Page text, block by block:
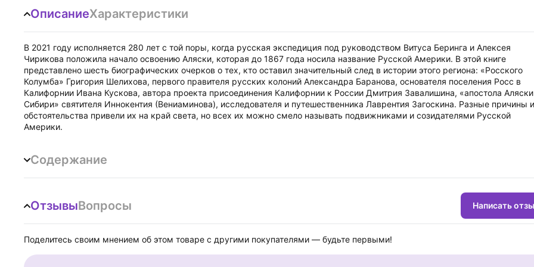
ОписаниеХарактеристики
В 2021 году исполняется 280 лет с той поры, когда русская экспедиция под руководством Витуса Беринга и Алексея
Чирикова положила начало освоению Аляски, которая до 1867 года носила название Русской Америки. В этой книге
представлено шесть биографических очерков о тех, кто оставил значительный след в истории этого региона: «Росского
Колумба» Григория Шелихова, первого правителя русских колоний Александра Баранова, основателя поселения Росс в
Калифорнии Ивана Кускова, автора проекта присоединения Калифорнии к России Дмитрия Завалишина, «апостола
Сибири» святителя Иннокентия (Вениаминова), исследователя и путешественника Лаврентия Загоскина. Разные причины и
обстоятельства привели их на край света, но всех их можно смело называть подвижниками и созидателями Русской
Америки.
Содержание
ОтзывыВопросы Написать
Поделитесь своим мнением об этом товаре с другими покупателями — будьте первыми!